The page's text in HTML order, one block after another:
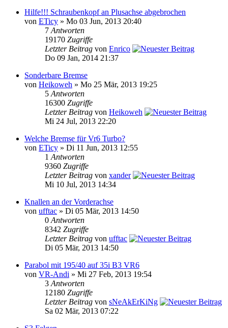
Hilfe!!! Schraubenkopf an Plusachse abgebrochen
von ETicy » Mo 03 Jun, 2013 20:40
7 Antworten
19170 Zugriffe
Letzter Beitrag von Enrico
Do 09 Jan, 2014 21:37
Sonderbare Bremse
von Heikoweh » Mo 25 Mär, 2013 19:25
5 Antworten
16300 Zugriffe
Letzter Beitrag von Heikoweh
Mi 24 Jul, 2013 22:20
Welche Bremse für Vr6 Turbo?
von ETicy » Di 11 Jun, 2013 12:55
1 Antworten
9360 Zugriffe
Letzter Beitrag von xander
Mi 10 Jul, 2013 14:34
Knallen an der Vorderachse
von ufftac » Di 05 Mär, 2013 14:50
0 Antworten
8342 Zugriffe
Letzter Beitrag von ufftac
Di 05 Mär, 2013 14:50
Parabol mit 195/40 auf 35i B3 VR6
von VR-Andi » Mi 27 Feb, 2013 19:54
3 Antworten
12180 Zugriffe
Letzter Beitrag von sNeAkErKiNg
Sa 02 Mär, 2013 07:22